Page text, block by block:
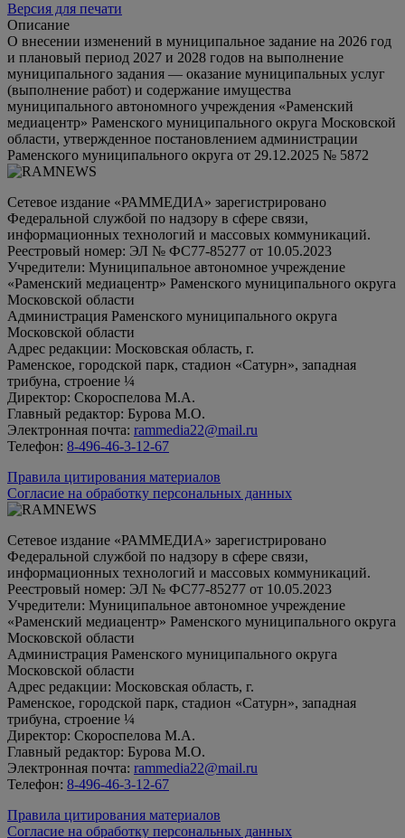
Версия для печати
Описание
О внесении изменений в муниципальное задание на 2026 год
и плановый период 2027 и 2028 годов на выполнение
муниципального задания — оказание муниципальных услуг
(выполнение работ) и содержание имущества
муниципального автономного учреждения «Раменский
медиацентр» Раменского муниципального округа Московской
области, утвержденное постановлением администрации
Раменского муниципального округа от 29.12.2025 № 5872
Сетевое издание «РАММЕДИА» зарегистрировано
Федеральной службой по надзору в сфере связи,
информационных технологий и массовых коммуникаций.
Реестровый номер: ЭЛ № ФС77-85277 от 10.05.2023
Учредители: Муниципальное автономное учреждение
«Раменский медиацентр» Раменского муниципального округа
Московской области
Администрация Раменского муниципального округа
Московской области
Адрес редакции: Московская область, г.
Раменское, городской парк, стадион «Сатурн», западная
трибуна, строение ¼
Директор: Скороспелова М.А.
Главный редактор: Бурова М.О.
Электронная почта: rammedia22@mail.ru
Телефон: 8-496-46-3-12-67
Правила цитирования материалов
Согласие на обработку персональных данных
Сетевое издание «РАММЕДИА» зарегистрировано
Федеральной службой по надзору в сфере связи,
информационных технологий и массовых коммуникаций.
Реестровый номер: ЭЛ № ФС77-85277 от 10.05.2023
Учредители: Муниципальное автономное учреждение
«Раменский медиацентр» Раменского муниципального округа
Московской области
Администрация Раменского муниципального округа
Московской области
Адрес редакции: Московская область, г.
Раменское, городской парк, стадион «Сатурн», западная
трибуна, строение ¼
Директор: Скороспелова М.А.
Главный редактор: Бурова М.О.
Электронная почта: rammedia22@mail.ru
Телефон: 8-496-46-3-12-67
Правила цитирования материалов
Согласие на обработку персональных данных